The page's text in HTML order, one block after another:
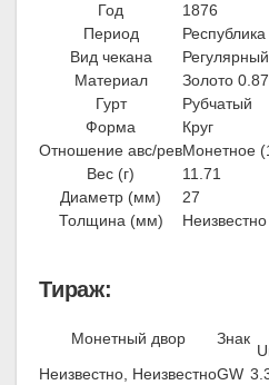
Год
1876
Период
Вид чекана
Материал
Золото
Гурт
Рубчатый
Форма
Круг
Отношение авс/ревМонетное
Вес (г)
11.71
Диаметр (мм)
27
Толщина (мм)
Тираж:
Монетный двор Знак
Неизвестно, НеизвестноGW